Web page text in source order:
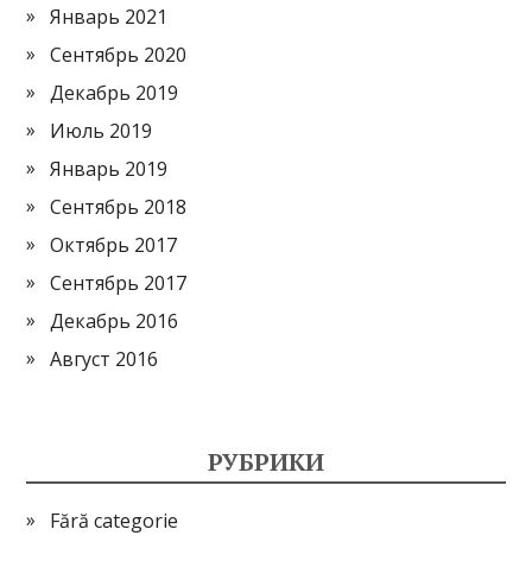
Январь 2021
Сентябрь 2020
Декабрь 2019
Июль 2019
Январь 2019
Сентябрь 2018
Октябрь 2017
Сентябрь 2017
Декабрь 2016
Август 2016
РУБРИКИ
Fără categorie